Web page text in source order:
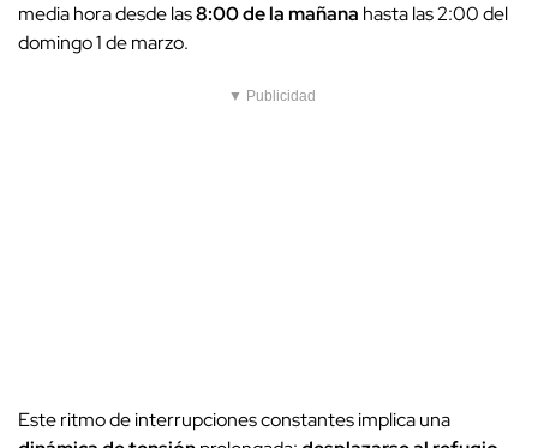
media hora desde las8:00 de la mañana hasta las 2:00 del
domingo 1 de marzo.
▼ Publicidad
Este ritmo de interrupciones constantes implica una